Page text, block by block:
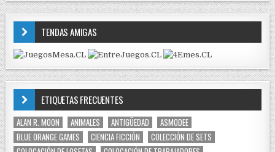
TENDAS AMIGAS
ETIQUETAS FRECUENTES
ALAN R. MOON ANIMALES ANTIGÜEDAD
ASMODEE
BLUE ORANGE GAMES
CIENCIA FICCIÓN
COLECCIÓN DE SETS